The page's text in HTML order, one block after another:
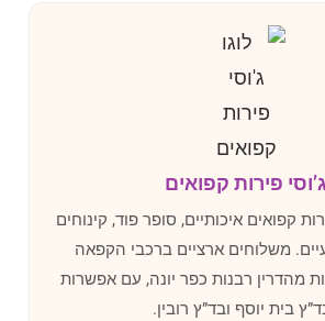
ג’וסי פירות קפואים
קפואים איכותיים, סופר פוד, קינוחים
משלוחים ארציים ברכבי הקפאה
מהדרין רבנות כפר יונה, עם אפשרות
בית יוסף ובד”ץ רובין.